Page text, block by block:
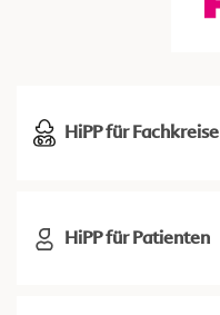
HiPP für Fachkreise
HiPP für Patienten